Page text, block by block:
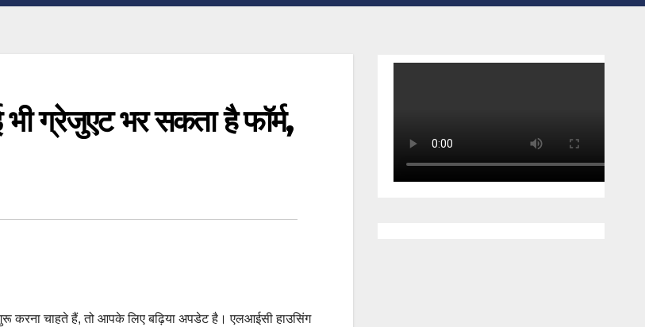
ग्रेजुएट भर सकता है फॉर्म,
करना चाहते हैं, तो आपके लिए बढ़िया अपडेट है। एलआईसी हाउसिंग